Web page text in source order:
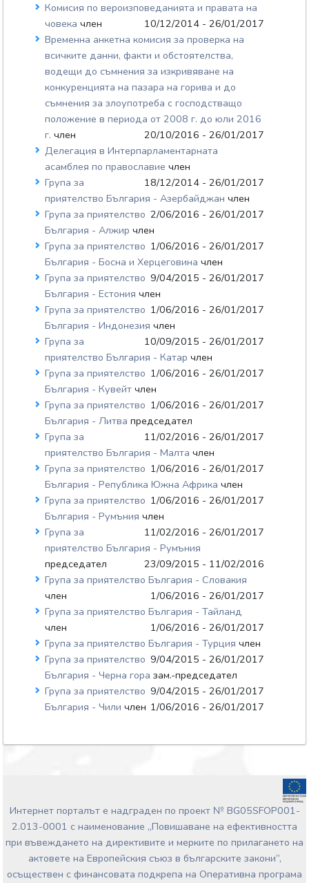
Комисия по вероизповеданията и правата на
човекачлен
10/12/2014 - 26/01/2017
Временна анкетна комисия за проверка на
всичките данни, факти и обстоятелства,
водещи до съмнения за изкривяване на
конкуренцията на пазара на горива и до
съмнения за злоупотреба с господстващо
положение в периода от 2008 г. до юли 2016
г.член
20/10/2016 - 26/01/2017
Делегация в Интерпарламентарната
асамблея по православиечлен
18/12/2014 - 26/01/2017
Група за
приятелство България - Азербайджанчлен
2/06/2016 - 26/01/2017
Група за приятелство
България - Алжирчлен
1/06/2016 - 26/01/2017
Група за приятелство
България - Босна и Херцеговиначлен
9/04/2015 - 26/01/2017
Група за приятелство
България - Естониячлен
1/06/2016 - 26/01/2017
Група за приятелство
България - Индонезиячлен
10/09/2015 - 26/01/2017
Група за
приятелство България - Катарчлен
1/06/2016 - 26/01/2017
Група за приятелство
България - Кувейтчлен
1/06/2016 - 26/01/2017
Група за приятелство
България - Литвапредседател
11/02/2016 - 26/01/2017
Група за
приятелство България - Малтачлен
1/06/2016 - 26/01/2017
Група за приятелство
България - Република Южна Африкачлен
1/06/2016 - 26/01/2017
Група за приятелство
България - Румъниячлен
11/02/2016 - 26/01/2017
Група за
приятелство България - Румъния
председател
23/09/2015 - 11/02/2016
Група за приятелство България - Словакия
член
1/06/2016 - 26/01/2017
Група за приятелство България - Тайланд
член
1/06/2016 - 26/01/2017
Група за приятелство България - Турциячлен
9/04/2015 - 26/01/2017
Група за приятелство
България - Черна горазам.-председател
9/04/2015 - 26/01/2017
Група за приятелство
България - Чиличлен 1/06/2016 - 26/01/2017
Интернет порталът е надграден по проект № BG05SFOP001-
2.013-0001 с наименование „Повишаване на ефективността
при въвеждането на директивите и мерките по прилагането на
актовете на Европейския съюз в българските закони”,
осъществен с финансовата подкрепа на Оперативна програма